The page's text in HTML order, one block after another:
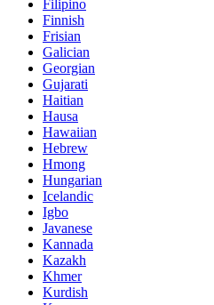
Filipino
Finnish
Frisian
Galician
Georgian
Gujarati
Haitian
Hausa
Hawaiian
Hebrew
Hmong
Hungarian
Icelandic
Igbo
Javanese
Kannada
Kazakh
Khmer
Kurdish